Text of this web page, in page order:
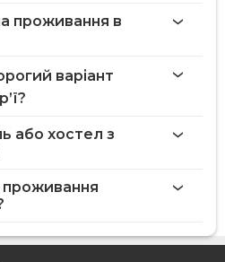
проживання в
варіант
або хостел з
проживання